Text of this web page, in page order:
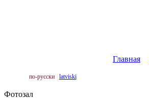
Главная
по-русски latviski
Фотозал